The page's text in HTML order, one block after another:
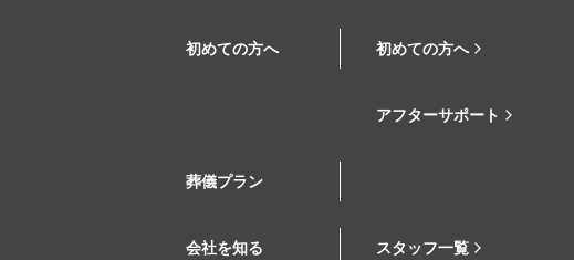
初めての方へ 初めての方へ
アフターサポート
葬儀プラン
会社を知る スタッフ一覧